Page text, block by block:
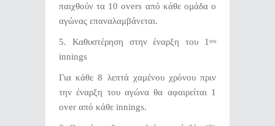
παιχθούν τα 10 overs από κάθε ομάδα ο
αγώνας επαναλαμβάνεται.
5. Καθυστέρηση στην έναρξη του 1 ου
innings
Για κάθε 8 λεπτά χαμένου χρόνου πριν
την έναρξη του αγώνα θα αφαιρείται 1
over από κάθε innings.